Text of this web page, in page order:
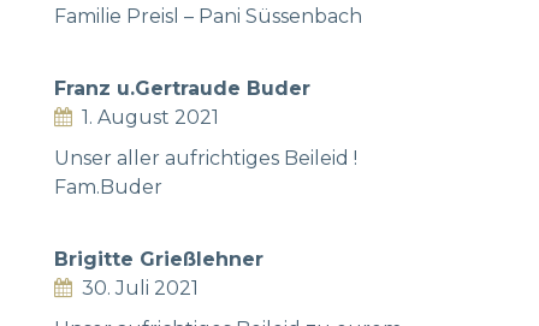
Familie Preisl – Pani Süssenbach
Franz u.Gertraude Buder
1. August 2021
Unser aller aufrichtiges Beileid !
Fam.Buder
Brigitte Grießlehner
30. Juli 2021